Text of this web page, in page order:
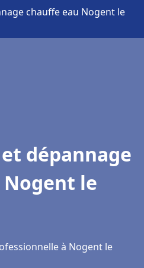
chauffe eau Nogent le
dépannage
le
à Nogent le